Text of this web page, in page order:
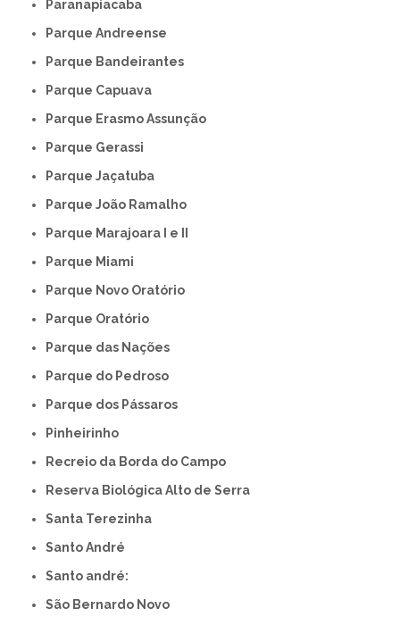
Paranapiacaba
Parque Andreense
Parque Bandeirantes
Parque Capuava
Parque Erasmo Assunção
Parque Gerassi
Parque Jaçatuba
Parque João Ramalho
Parque Marajoara I e II
Parque Miami
Parque Novo Oratório
Parque Oratório
Parque das Nações
Parque do Pedroso
Parque dos Pássaros
Pinheirinho
Recreio da Borda do Campo
Reserva Biológica Alto de Serra
Santa Terezinha
Santo André
Santo andré:
São Bernardo Novo